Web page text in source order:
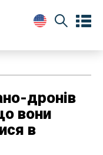
дронів
вони
в